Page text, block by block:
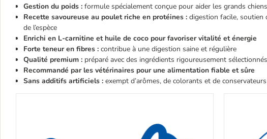
Gestion du poids : formule spécialement conçue pour aider les grands
Recette savoureuse au poulet riche en protéines : digestion facile, soutien
de l’espèce
Enrichi en L-carnitine et huile de coco pour favoriser vitalité et énergie
Forte teneur en fibres : contribue à une digestion saine et régulière
Qualité premium : préparé avec des ingrédients rigoureusement sélectionnés
Recommandé par les vétérinaires pour une alimentation fiable et sûre
Sans additifs artificiels : exempt d’arômes, de colorants et de conservateurs